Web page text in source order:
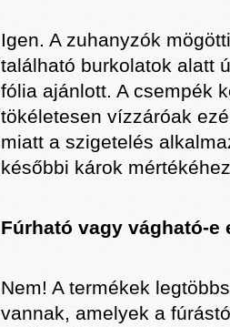
Igen. A zuhanyzók
található burkolatok alatt
fólia ajánlott. A csempék
tökéletesen vízzáróak
miatt a szigetelés
későbbi károk
Fúrható vagy vágható-e
Nem! A termékek
vannak, amelyek a